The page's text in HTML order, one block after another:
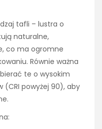
tafli – lustra o
naturalne,
co ma ogromne
Równie ważna
te o wysokim
(CRI powyżej 90), aby